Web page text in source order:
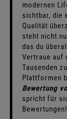
modernen
sichtbar, die
Qualität
steht nicht
das du
Vertraue auf
Tausenden
Plattformen
Bewertung
spricht für
Bewertungen!